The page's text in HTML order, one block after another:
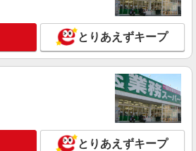
とりあえずキープ
とりあえずキープ